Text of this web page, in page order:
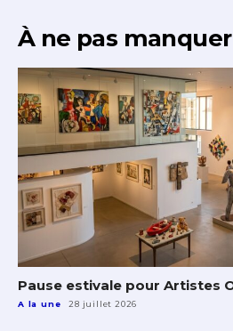
À ne pas manquer
Pause estivale pour Artistes
A la une 28 juillet 2026